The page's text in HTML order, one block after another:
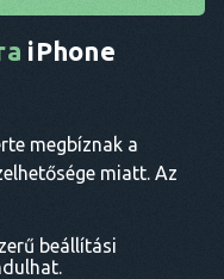
iPhone
megbíznak a
miatt. Az
beállítási